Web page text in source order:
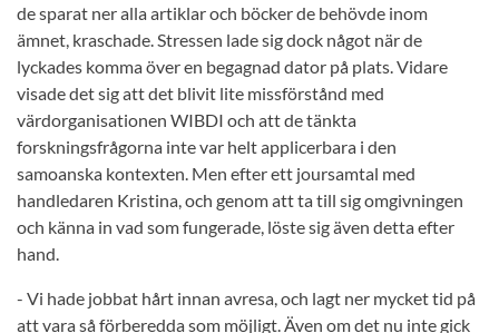
de sparat ner alla artiklar och böcker de behövde inom
ämnet, kraschade. Stressen lade sig dock något när de
lyckades komma över en begagnad dator på plats. Vidare
visade det sig att det blivit lite missförstånd med
värdorganisationen WIBDI och att de tänkta
forskningsfrågorna inte var helt applicerbara i den
samoanska kontexten. Men efter ett joursamtal med
handledaren Kristina, och genom att ta till sig omgivningen
och känna in vad som fungerade, löste sig även detta efter
hand.
- Vi hade jobbat hårt innan avresa, och lagt ner mycket tid på
att vara så förberedda som möjligt. Även om det nu inte gick